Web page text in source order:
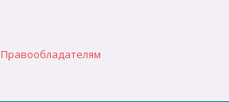
Правообладателям